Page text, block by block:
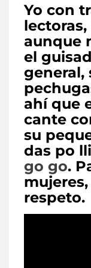
Yo con
aunque
el
general,
ahí que
cante
su
das po
go go.
respeto.